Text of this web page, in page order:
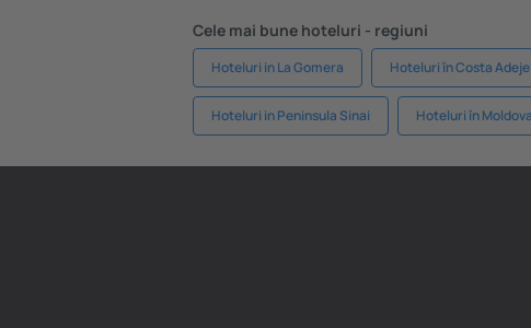
Cele mai bune hoteluri - regiuni
Hoteluri in La Gomera Hoteluri în Costa Adeje
Hoteluri in Peninsula Sinai Hoteluri în Moldova